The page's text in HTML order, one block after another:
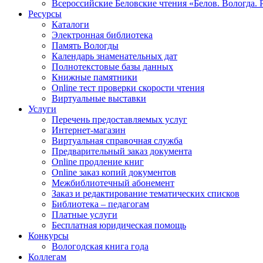
Всероссийские Беловские чтения «Белов. Вологда.
Ресурсы
Каталоги
Электронная библиотека
Память Вологды
Календарь знаменательных дат
Полнотекстовые базы данных
Книжные памятники
Online тест проверки скорости чтения
Виртуальные выставки
Услуги
Перечень предоставляемых услуг
Интернет-магазин
Виртуальная справочная служба
Предварительный заказ документа
Online продление книг
Online заказ копий документов
Межбиблиотечный абонемент
Заказ и редактирование тематических списков
Библиотека – педагогам
Платные услуги
Бесплатная юридическая помощь
Конкурсы
Вологодская книга года
Коллегам